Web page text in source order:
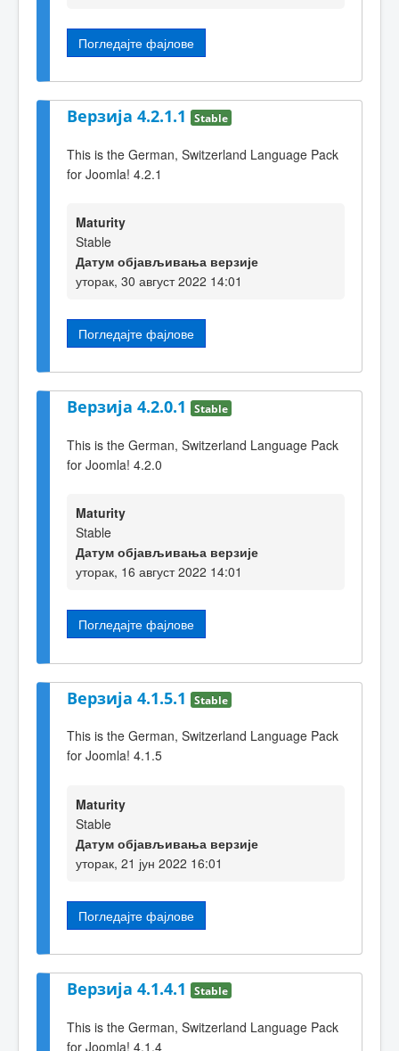
Погледајте фајлове
Верзија 4.2.1.1 Stable
This is the German, Switzerland Language Pack
for Joomla! 4.2.1
Maturity
Stable
Датум објављивања верзије
уторак, 30 август 2022 14:01
Погледајте фајлове
Верзија 4.2.0.1 Stable
This is the German, Switzerland Language Pack
for Joomla! 4.2.0
Maturity
Stable
Датум објављивања верзије
уторак, 16 август 2022 14:01
Погледајте фајлове
Верзија 4.1.5.1 Stable
This is the German, Switzerland Language Pack
for Joomla! 4.1.5
Maturity
Stable
Датум објављивања верзије
уторак, 21 јун 2022 16:01
Погледајте фајлове
Верзија 4.1.4.1 Stable
This is the German, Switzerland Language Pack
for Joomla! 4.1.4